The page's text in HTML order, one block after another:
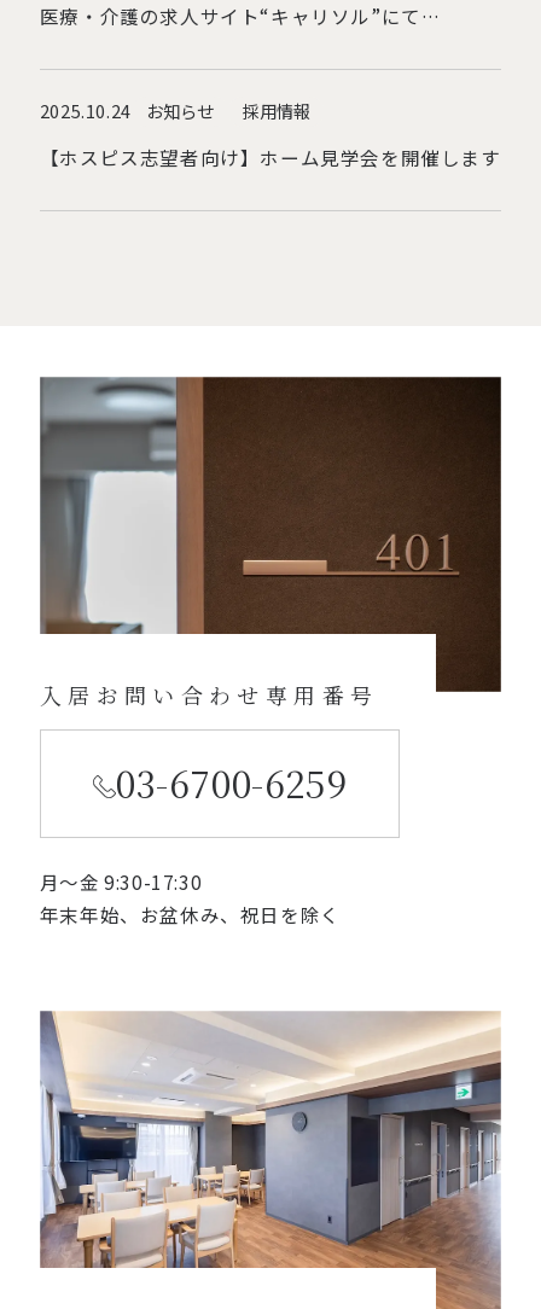
医療・介護の求人サイト“キャリソル”にて
2025.10.24 お知らせ 採用情報
【ホスピス志望者向け】ホーム見学会を開催します
入居お問い合わせ専用番号
03-6700-6259
月〜金 9:30-17:30
年末年始、お盆休み、祝日を除く